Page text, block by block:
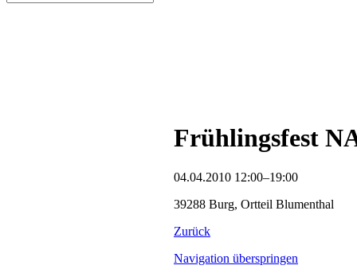
Frühlingsfest
04.04.2010 12:00–19:00
39288 Burg, Ortteil Blumenthal
Zurück
Navigation überspringen